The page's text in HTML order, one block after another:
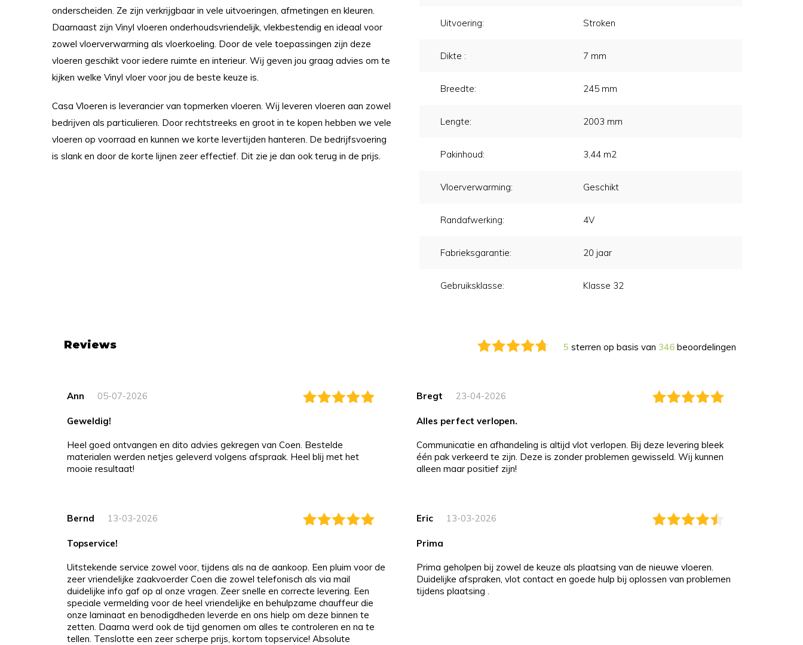
onderscheiden. Ze zijn verkrijgbaar in vele uitvoeringen, afmetingen en kleuren.
Daarnaast zijn Vinyl vloeren onderhoudsvriendelijk, vlekbestendig en ideaal voor
zowel vloerverwarming als vloerkoeling. Door de vele toepassingen zijn deze
vloeren geschikt voor iedere ruimte en interieur. Wij geven jou graag advies om te
kijken welke Vinyl vloer voor jou de beste keuze is.
Casa Vloeren is leverancier van topmerken vloeren. Wij leveren vloeren aan zowel
bedrijven als particulieren. Door rechtstreeks en groot in te kopen hebben we vele
vloeren op voorraad en kunnen we korte levertijden hanteren. De bedrijfsvoering
is slank en door de korte lijnen zeer effectief. Dit zie je dan ook terug in de prijs.
Uitvoering: Stroken
Dikte : 7 mm
Breedte: 245 mm
Lengte: 2003 mm
Pakinhoud: 3,44 m2
Vloerverwarming: Geschikt
Randafwerking: 4V
Fabrieksgarantie: 20 jaar
Gebruiksklasse: Klasse 32
Reviews 5 sterren op basis van 346 beoordelingen
Ann 05-07-2026
Geweldig!
Heel goed ontvangen en dito advies gekregen van Coen. Bestelde
materialen werden netjes geleverd volgens afspraak. Heel blij met het
mooie resultaat!
Bregt 23-04-2026
alles perfect verlopen.
Communicatie en afhandeling is altijd vlot verlopen. Bij deze levering bleek
één pak verkeerd te zijn. Deze is zonder problemen gewisseld. Wij kunnen
alleen maar positief zijn!
Bernd 13-03-2026
Topservice!
Uitstekende service zowel voor, tijdens als na de aankoop. Een pluim voor de
zeer vriendelijke zaakvoerder Coen die zowel telefonisch als via mail
duidelijke info gaf op al onze vragen. Zeer snelle en correcte levering. Een
speciale vermelding voor de heel vriendelijke en behulpzame chauffeur die
onze laminaat en benodigdheden leverde en ons hielp om deze binnen te
zetten. Daarna werd ook de tijd genomen om alles te controleren en na te
tellen. Tenslotte een zeer scherpe prijs, kortom topservice! Absolute
Eric 13-03-2026
prima
Prima geholpen bij zowel de keuze als plaatsing van de nieuwe vloeren.
Duidelijke afspraken, vlot contact en goede hulp bij oplossen van problemen
tijdens plaatsing .